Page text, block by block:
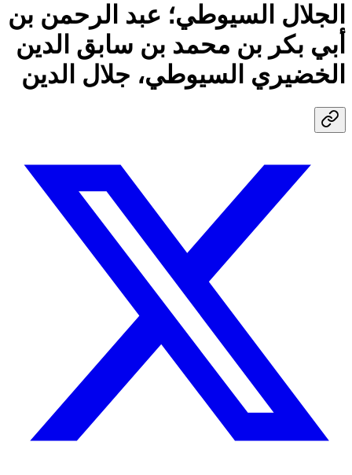
الجلال السيوطي؛ عبد الرحمن بن
أبي بكر بن محمد بن سابق الدين
الخضيري السيوطي، جلال الدين